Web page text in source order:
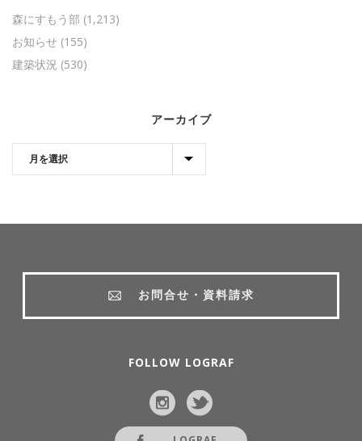
森にすもう部 (1,213)
お知らせ (155)
建築状況 (530)
アーカイブ
お問合せ・資料請求
FOLLOW LOGRAF